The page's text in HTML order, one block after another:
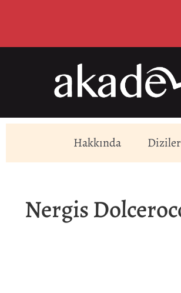
Hakkında Diziler
Nergis